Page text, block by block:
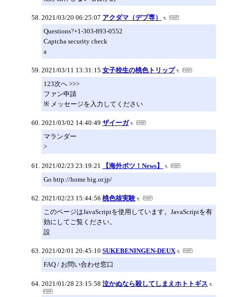
2021/03/20 06:25:07 アクダマ（デブ専）
Questions?+1-303-893-0552
Captcha security check
a
2021/03/11 13:31:15 女子校生の桃色トリップ
123次へ >>>
ファン申請
※ メッセージを入力してください
2021/03/02 14:40:49 ザイーガ
マランダー
>
2021/02/23 23:19:21
【海外ボツ！News】
Go http://home.big.or.jp/
2021/02/23 15:44:56 桃色核実験
このページはJavaScriptを使用しています。JavaScriptを有
効にしてご覧ください。
設
2021/02/01 20:45:10 SUKEBENINGEN-DEUX
FAQ / お問い合わせ窓口
2021/01/28 23:15:58 泣かぬなら殺してしまえホトトギス